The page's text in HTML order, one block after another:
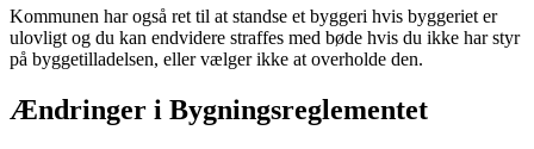
Kommunen har også ret til at standse et byggeri hvis byggeriet er
ulovligt og du kan endvidere straffes med bøde hvis du ikke har styr
på byggetilladelsen, eller vælger ikke at overholde den.
Ændringer i Bygningsreglementet